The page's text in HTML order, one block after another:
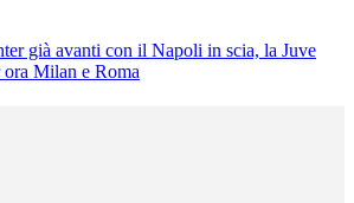
già avanti con il Napoli in scia, la Juve
ora Milan e Roma